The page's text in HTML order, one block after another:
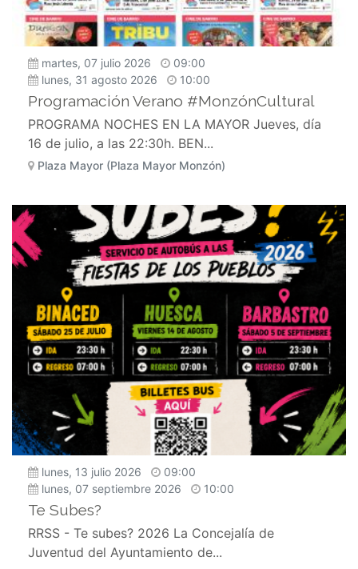
martes, 07 julio 2026
09:00
lunes, 31 agosto 2026
10:00
Programación Verano #MonzónCultural
PROGRAMA NOCHES EN LA MAYOR Jueves, día
16 de julio, a las 22:30h. BEN...
Plaza Mayor (Plaza Mayor Monzón)
lunes, 13 julio 2026
09:00
lunes, 07 septiembre 2026
10:00
Te Subes?
RRSS - Te subes? 2026 La Concejalía de
Juventud del Ayuntamiento de...